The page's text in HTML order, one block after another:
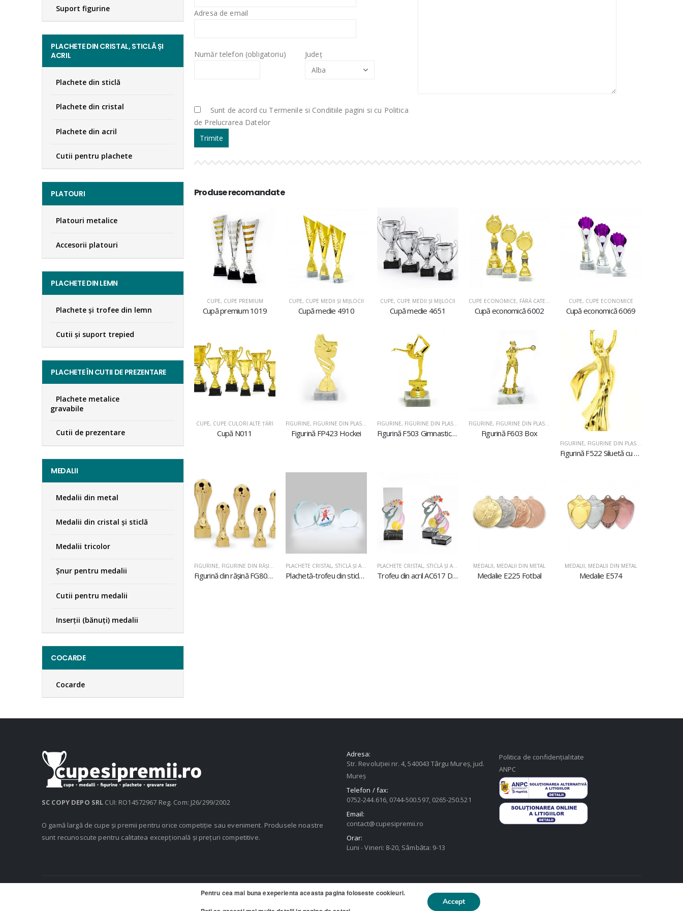
Adresa de email
Număr telefon (obligatoriu) Județ
Sunt de acord cu Termenile si Conditiile pagini si cu Politica
de Prelucrarea Datelor
Produse recomandate
CUPE, CUPE PREMIUM
Cupă premium 1019
CUPE, CUPE MEDII ŞI MIJLOCII
Cupă medie 4910
CUPE, CUPE MEDII ŞI MIJLOCII
Cupă medie 4651
CUPE ECONOMICE, FĂRĂ CATEGORIE
Cupă economică 6002
CUPE, CUPE ECONOMICE
Cupă economică 6069
CUPE, CUPE CULORI ALTE ȚĂRI
Cupă N011
FIGURINE, FIGURINE DIN PLASTIC
Figurină FP423 Hockei
FIGURINE, FIGURINE DIN PLASTIC
Figurină F503 Gimnastică ritmică
FIGURINE, FIGURINE DIN PLASTIC
Figurină F603 Box
FIGURINE, FIGURINE DIN PLASTIC
Figurină F522 Siluetă cu stea
FIGURINE, FIGURINE DIN RĂŞINĂ
Figurină din rășină FG801 Fotbal
PLACHETE DIN STICLĂ
Plachetă-trofeu din sticlă U611
PLACHETE DIN ACRIL
Trofeu din acril AC617 Dans
MEDALII, MEDALII DIN METAL
Medalie E225 Fotbal
MEDALII, MEDALII DIN METAL
Medalie E574
Suport figurine
PLACHETE DIN CRISTAL, STICLĂ ȘI
ACRIL
Plachete din sticlă
Plachete din cristal
Plachete din acril
Cutii pentru plachete
PLATOURI
Platouri metalice
Accesorii platouri
PLACHETE DIN LEMN
Plachete şi trofee din lemn
Cutii și suport trepied
PLACHETE ÎN CUTII DE PREZENTARE
Plachete metalice
gravabile
Cutii de prezentare
MEDALII
Medalii din metal
Medalii din cristal şi sticlă
Medalii tricolor
Şnur pentru medalii
Cutii pentru medalii
Inserţii (bănuţi) medalii
COCARDE
Cocarde
SC COPY DEPO SRL CUI: RO14572967 Reg. Com: J26/299/2002
O gamă largă de cupe și premii pentru orice competiție sau eveniment. Produsele noastre
sunt recunoscute pentru calitatea excepțională și prețuri competitive.
Adresa:
Str. Revoluției nr. 4, 540043 Târgu Mureș, jud.
Mureș
Telefon / fax:
0752-244.616, 0744-500.597, 0265-250.521
Email:
contact@cupesipremii.ro
Orar:
Luni - Vineri: 8-20, Sâmbăta: 9-13
Politica de confidențialitate
ANPC
Pentru cea mai buna exeperienta aceasta pagina foloseste cookieuri.
Accept